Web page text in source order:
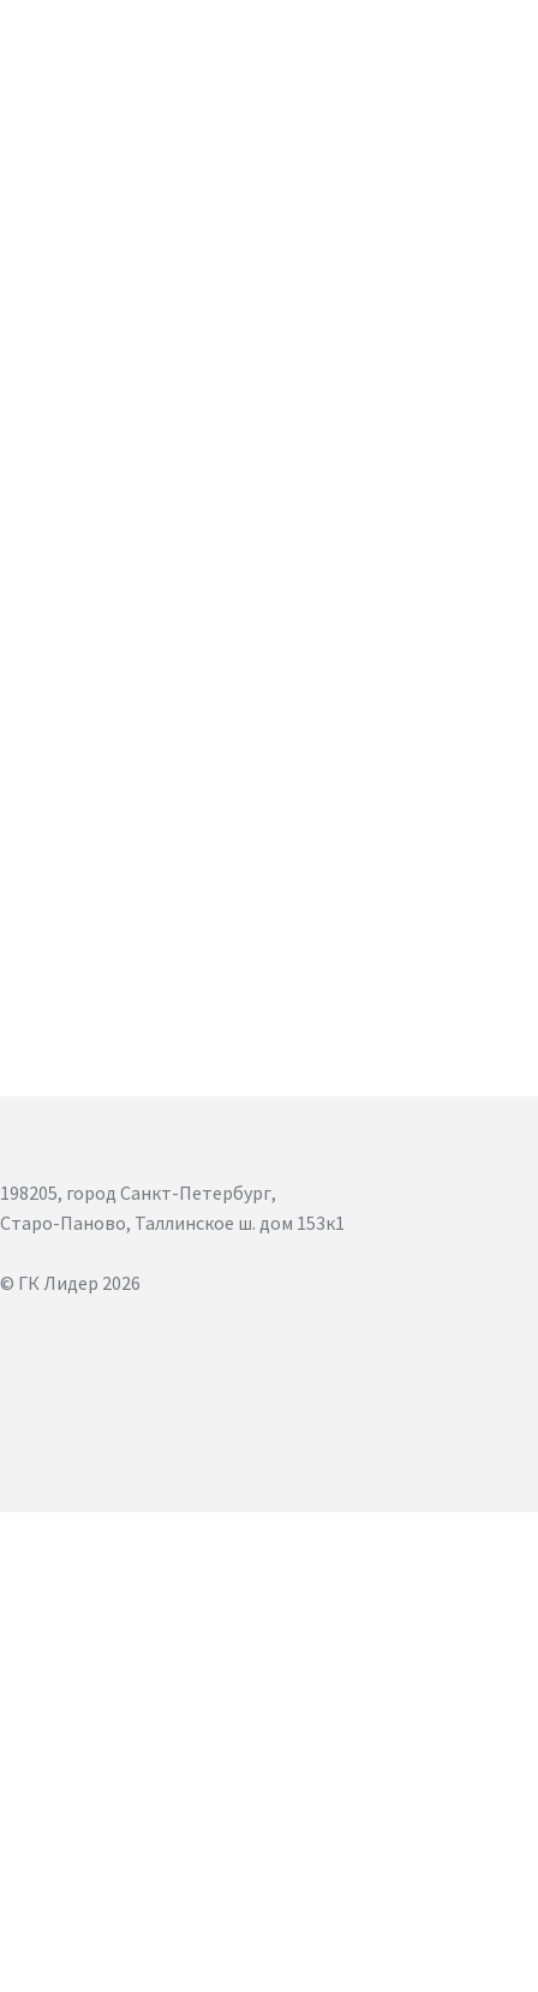
198205, город Санкт-Петербург,
Старо-Паново, Таллинское ш. дом 153к1
© ГК Лидер 2026